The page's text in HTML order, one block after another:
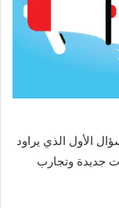
الأول الذي يراود
جديدة وتجارب